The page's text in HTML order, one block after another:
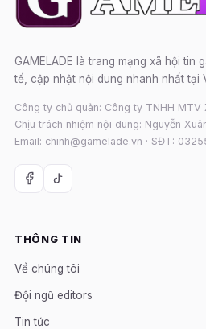
GAMELADE là trang mạng xã hội tin
tế, cập nhật nội dung nhanh nhất tại
Công ty chủ quản: Công ty TNHH MTV
Chịu trách nhiệm nội dung: Nguyễn
Email: chinh@gamelade.vn · SĐT:
THÔNG TIN
Về chúng tôi
Đội ngũ editors
Tin tức